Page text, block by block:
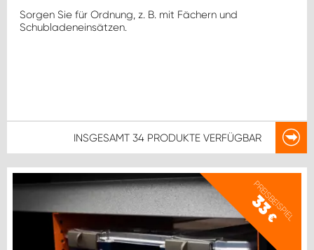
Sorgen Sie für Ordnung, z. B. mit Fächern und
Schubladeneinsätzen.
INSGESAMT 34 PRODUKTE VERFÜGBAR
PREISBEISPIEL
33
€